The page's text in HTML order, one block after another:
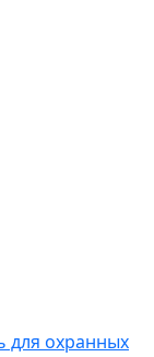
для охранных